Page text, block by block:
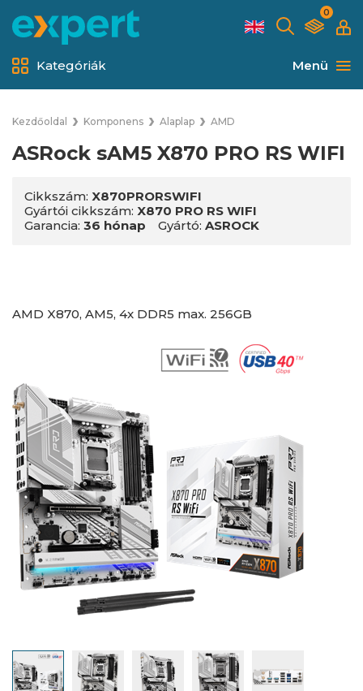
0
Menü
Kategóriák
Kezdőoldal Komponens Alaplap AMD
ASRock sAM5 X870 PRO RS WIFI
Cikkszám: X870PRORSWIFI
Gyártói cikkszám: X870 PRO RS WIFI
Garancia: 36 hónap Gyártó: ASROCK
AMD X870, AM5, 4x DDR5 max. 256GB